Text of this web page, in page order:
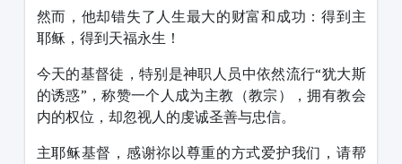
然而，他却错失了人生最大的财富和成功：得到主
耶稣，得到天福永生！
今天的基督徒，特别是神职人员中依然流行“犹大斯
的诱惑”，称赞一个人成为主教（教宗），拥有教会
内的权位，却忽视人的虔诚圣善与忠信。
主耶稣基督，感谢祢以尊重的方式爱护我们，请帮